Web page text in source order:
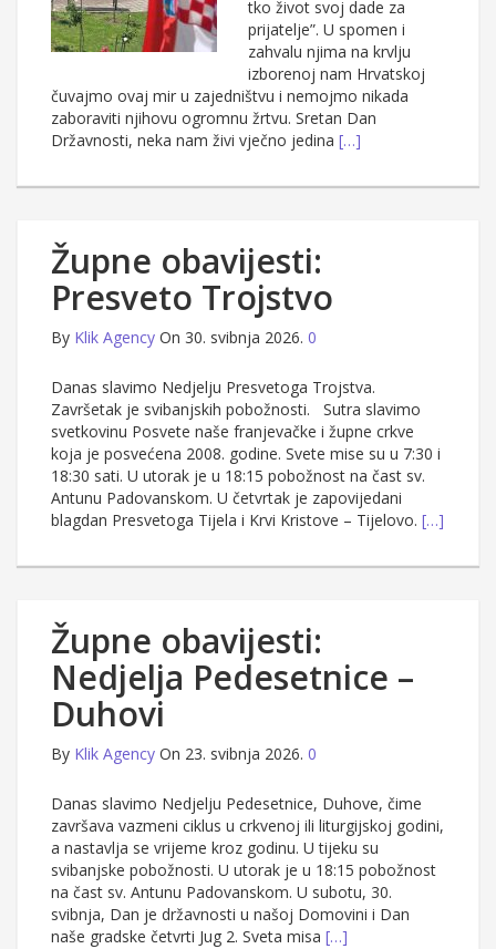
tko život svoj dade za
prijatelje”. U spomen i
zahvalu njima na krvlju
izborenoj nam Hrvatskoj
čuvajmo ovaj mir u zajedništvu i nemojmo nikada
zaboraviti njihovu ogromnu žrtvu. Sretan Dan
Državnosti, neka nam živi vječno jedina […]
Župne obavijesti:
Presveto Trojstvo
By Klik Agency On 30. svibnja 2026. 0
Danas slavimo Nedjelju Presvetoga Trojstva.
Završetak je svibanjskih pobožnosti. Sutra slavimo
svetkovinu Posvete naše franjevačke i župne crkve
koja je posvećena 2008. godine. Svete mise su u 7:30 i
18:30 sati. U utorak je u 18:15 pobožnost na čast sv.
Antunu Padovanskom. U četvrtak je zapovijedani
blagdan Presvetoga Tijela i Krvi Kristove – Tijelovo. […]
Župne obavijesti:
Nedjelja Pedesetnice –
Duhovi
By Klik Agency On 23. svibnja 2026. 0
Danas slavimo Nedjelju Pedesetnice, Duhove, čime
završava vazmeni ciklus u crkvenoj ili liturgijskoj godini,
a nastavlja se vrijeme kroz godinu. U tijeku su
svibanjske pobožnosti. U utorak je u 18:15 pobožnost
na čast sv. Antunu Padovanskom. U subotu, 30.
svibnja, Dan je državnosti u našoj Domovini i Dan
naše gradske četvrti Jug 2. Sveta misa […]